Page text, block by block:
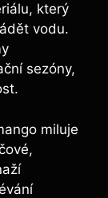
který
vodu.
sezóny,
miluje